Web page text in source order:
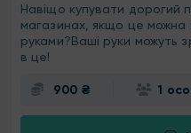
Навіщо купувати дорогий
магазинах, якщо це можна
руками?Ваші руки можуть
в це!
900 ₴ 1